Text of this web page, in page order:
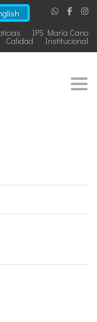
IPS María Cano
Institucional
Calidad